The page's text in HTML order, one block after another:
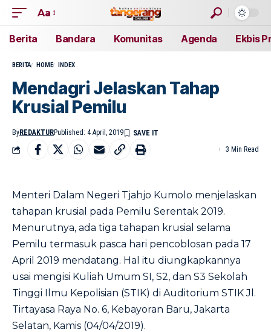
Aa
Berita Bandara Komunitas Agenda Ekbis
BERITA HOME INDEX
Mendagri Jelaskan Tahap
Krusial Pemilu
ByREDAKTURPublished: 4 April, 2019
3 Min Read
Menteri Dalam Negeri Tjahjo Kumolo menjelaskan
tahapan krusial pada Pemilu Serentak 2019.
Menurutnya, ada tiga tahapan krusial selama
Pemilu termasuk pasca hari pencoblosan pada 17
April 2019 mendatang. Hal itu diungkapkannya
usai mengisi Kuliah Umum SI, S2, dan S3 Sekolah
Tinggi Ilmu Kepolisian (STIK) di Auditorium STIK Jl.
Tirtayasa Raya No. 6, Kebayoran Baru, Jakarta
Selatan, Kamis (04/04/2019).